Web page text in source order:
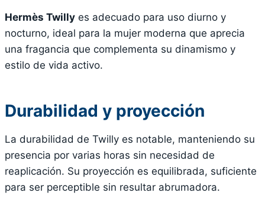
Hermès Twilly es adecuado para uso diurno y
nocturno, ideal para la mujer moderna que aprecia
una fragancia que complementa su dinamismo y
estilo de vida activo.
Durabilidad y proyección
La durabilidad de Twilly es notable, manteniendo su
presencia por varias horas sin necesidad de
reaplicación. Su proyección es equilibrada, suficiente
para ser perceptible sin resultar abrumadora.